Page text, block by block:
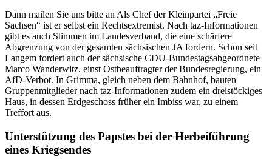
Dann mailen Sie uns bitte an Als Chef der Kleinpartei „Freie
Sachsen“ ist er selbst ein Rechtsextremist. Nach taz-Informationen
gibt es auch Stimmen im Landesverband, die eine schärfere
Abgrenzung von der gesamten sächsischen JA fordern. Schon seit
Langem fordert auch der sächsische CDU-Bundestagsabgeordnete
Marco Wanderwitz, einst Ostbeauftragter der Bundesregierung, ein
AfD-Verbot. In Grimma, gleich neben dem Bahnhof, bauten
Gruppenmitglieder nach taz-Informationen zudem ein dreistöckiges
Haus, in dessen Erdgeschoss früher ein Imbiss war, zu einem
Treffort aus.
Unterstützung des Papstes bei der Herbeiführung
eines Kriegsendes